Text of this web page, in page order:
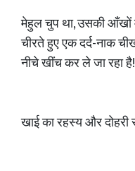
मेहुल चुप था, उसकी आँखों
चीरते हुए एक दर्द-नाक
नीचे खींच कर ले जा रहा
खाई का रहस्य और दोहरी